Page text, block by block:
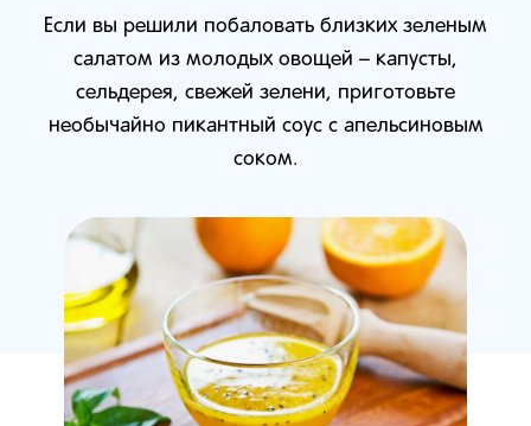
Если вы решили побаловать близких зеленым
салатом из молодых овощей – капусты,
сельдерея, свежей зелени, приготовьте
необычайно пикантный соус с апельсиновым
соком.